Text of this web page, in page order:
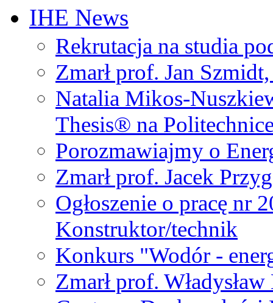
IHE News
Rekrutacja na studia
Zmarł prof. Jan
Natalia Mikos-
Thesis® na
Porozmawiajmy o
Zmarł prof. Jacek
Ogłoszenie o pracę nr
Konstruktor/technik
Konkurs "Wodór -
Zmarł prof.